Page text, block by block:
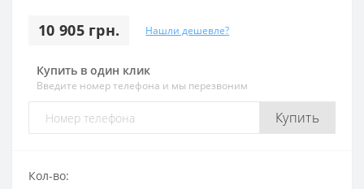
10 905 грн. Нашли дешевле?
Купить в один клик
Введите номер телефона и мы перезвоним
Купить
Кол-во: